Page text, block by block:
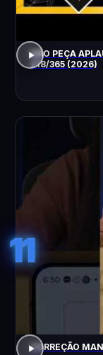
NÃO PEÇA
218/365 (2026)
11
CORREÇÃO